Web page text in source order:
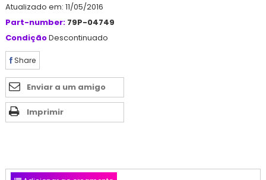
Atualizado em: 11/05/2016
Part-number: 79P-04749
CondiçãoDescontinuado
Share
Enviar a um amigo
Imprimir